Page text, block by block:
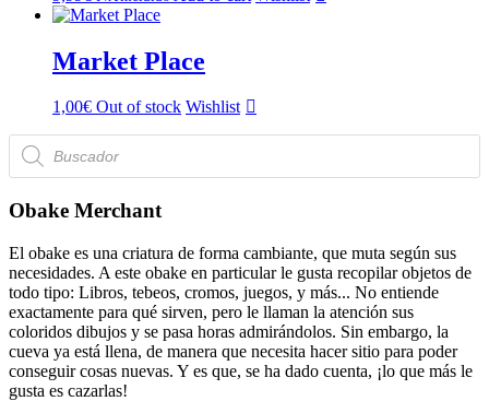
Market Place
1,00€ Out of stock Wishlist
Búsqueda
de
productos
Obake Merchant
El obake es una criatura de forma cambiante, que muta según sus
necesidades. A este obake en particular le gusta recopilar objetos de
todo tipo: Libros, tebeos, cromos, juegos, y más... No entiende
exactamente para qué sirven, pero le llaman la atención sus
coloridos dibujos y se pasa horas admirándolos. Sin embargo, la
cueva ya está llena, de manera que necesita hacer sitio para poder
conseguir cosas nuevas. Y es que, se ha dado cuenta, ¡lo que más le
gusta es cazarlas!